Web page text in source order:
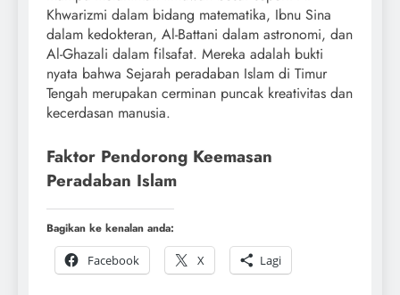
Khwarizmi dalam bidang matematika, Ibnu Sina
dalam kedokteran, Al-Battani dalam astronomi, dan
Al-Ghazali dalam filsafat. Mereka adalah bukti
nyata bahwa Sejarah peradaban Islam di Timur
Tengah merupakan cerminan puncak kreativitas dan
kecerdasan manusia.
Faktor Pendorong Keemasan
Peradaban Islam
Bagikan ke kenalan anda:
Facebook
X Lagi